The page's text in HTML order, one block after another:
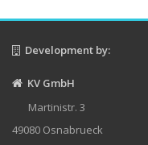
Development by:
KV GmbH
Martinistr. 3
49080 Osnabrueck